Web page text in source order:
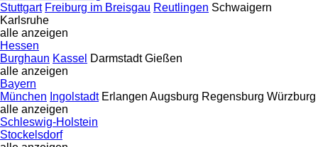
Stuttgart Freiburg im Breisgau Reutlingen Schwaigern
Karlsruhe
alle anzeigen
Hessen
Burghaun Kassel Darmstadt Gießen
alle anzeigen
Bayern
München Ingolstadt Erlangen Augsburg Regensburg Würzburg
alle anzeigen
Schleswig-Holstein
Stockelsdorf